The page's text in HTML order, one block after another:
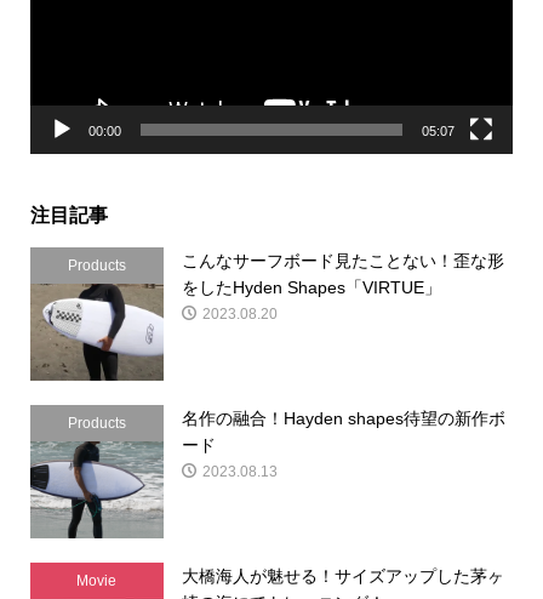
00:00 05:07
注目記事
Products
こんなサーフボード見たことない！歪な形
をしたHyden Shapes「VIRTUE」
2023.08.20
Products
名作の融合！Hayden shapes待望の新作ボ
ード
2023.08.13
Movie
大橋海人が魅せる！サイズアップした茅ヶ